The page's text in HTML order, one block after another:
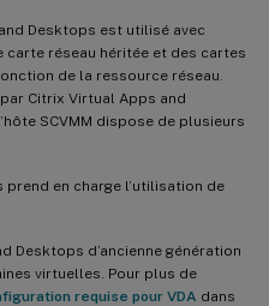
Desktops est utilisé avec
carte réseau héritée et des cartes
de la ressource réseau.
Citrix Virtual Apps and
SCVMM dispose de plusieurs
en charge l’utilisation de
Desktops d’ancienne génération
virtuelles. Pour plus de
requise pour VDA dans